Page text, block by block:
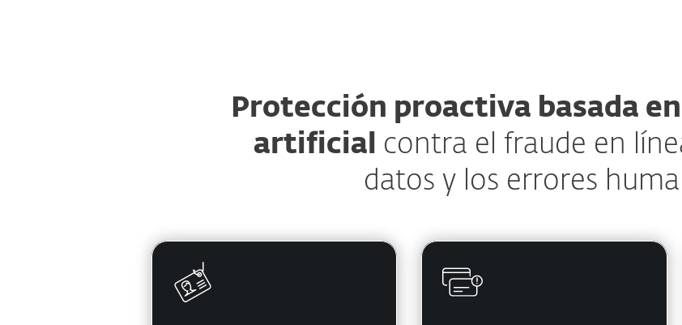
Protección proactiva basada
artificial contra el fraude en
datos y los errores